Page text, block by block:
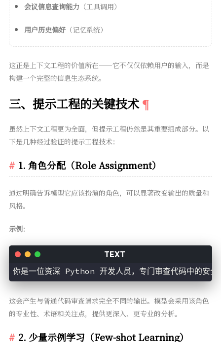
会议信息查询能力 （工具调用）
用户历史偏好（记忆系统）
这正是上下文工程的价值所在——它不仅仅依赖用户的输入，而是
构建一个完整的信息生态系统。
三、提示工程的关键技术
虽然上下文工程更为全面，但提示工程仍然是其重要组成部分。以
下是几种经过验证的提示工程技术：
1. 角色分配（Role Assignment）
通过明确告诉模型它应该扮演的角色，可以显著改变输出的质量和
风格。
示例：
你是一位资深 Python 开发人员，专门审查代码中的安全
这会产生与普通代码审查请求完全不同的输出。模型会采用该角色
的专业性、术语和关注点，提供更深入、更专业的分析。
2. 少量示例学习（Few-shot Learning）